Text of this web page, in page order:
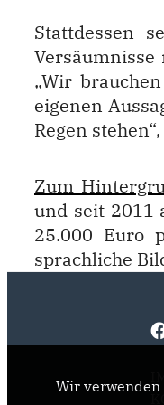
Stattdessen
Wir brauchen
eigenen
Regen
Zum
und seit 2011
25.000 Euro
sprachliche
Wir verwenden